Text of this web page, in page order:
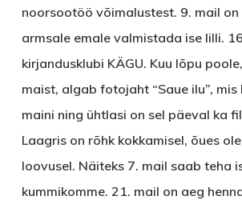
noorsootöö võimalustest. 9. mail
armsale emale valmistada ise lilli.
kirjandusklubi KÄGU. Kuu lõpu
maist, algab fotojaht “Saue ilu”, mis
maini ning ühtlasi on sel päeval ka
Laagrison rõhk kokkamisel, õues
loovusel. Näiteks 7. mail saab teha
kummikomme. 21. mail on aeg